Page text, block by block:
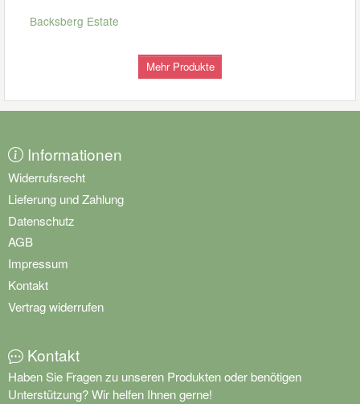
Backsberg Estate
Mehr Produkte
Informationen
Widerrufsrecht
Lieferung und Zahlung
Datenschutz
AGB
Impressum
Kontakt
Vertrag widerrufen
Kontakt
Haben Sie Fragen zu unseren Produkten oder benötigen
Unterstützung? Wir helfen Ihnen gerne!